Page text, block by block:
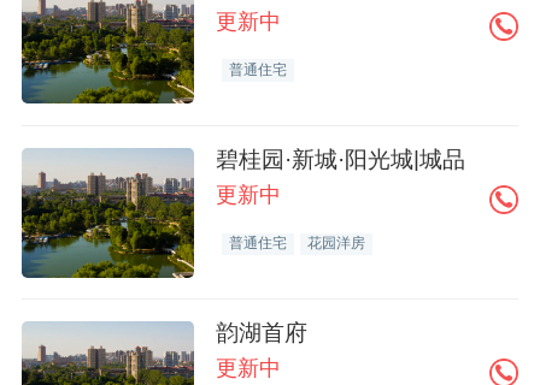
更新中
普通住宅
碧桂园·新城·阳光城|城品
更新中
普通住宅 花园洋房
韵湖首府
更新中